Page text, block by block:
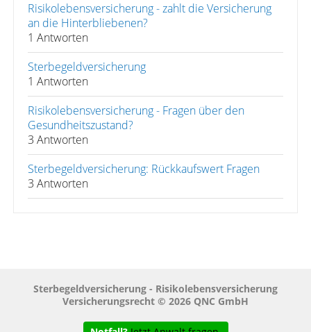
Risikolebensversicherung - zahlt die Versicherung
an die Hinterbliebenen?
1 Antworten
Sterbegeldversicherung
1 Antworten
Risikolebensversicherung - Fragen über den
Gesundheitszustand?
3 Antworten
Sterbegeldversicherung: Rückkaufswert Fragen
3 Antworten
Sterbegeldversicherung - Risikolebensversicherung
Versicherungsrecht © 2026 QNC GmbH